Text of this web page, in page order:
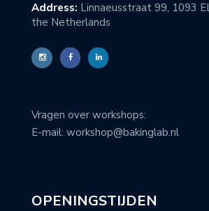
Address: Linnaeusstraat 99, 1093
the Netherlands
Vragen over workshops:
E-mail: workshop@bakinglab.nl
OPENINGSTIJDEN